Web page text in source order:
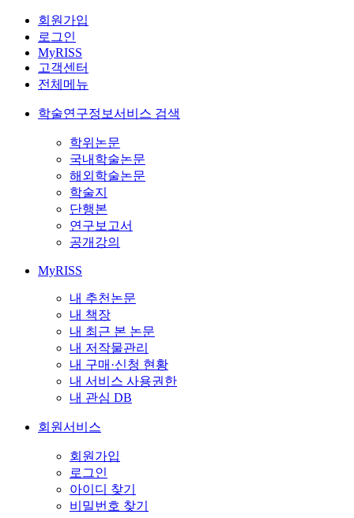
회원가입
로그인
MyRISS
고객센터
전체메뉴
학술연구정보서비스 검색
학위논문
국내학술논문
해외학술논문
학술지
단행본
연구보고서
공개강의
MyRISS
내 추천논문
내 책장
내 최근 본 논문
내 저작물관리
내 구매·신청 현황
내 서비스 사용권한
내 관심 DB
회원서비스
회원가입
로그인
아이디 찾기
비밀번호 찾기